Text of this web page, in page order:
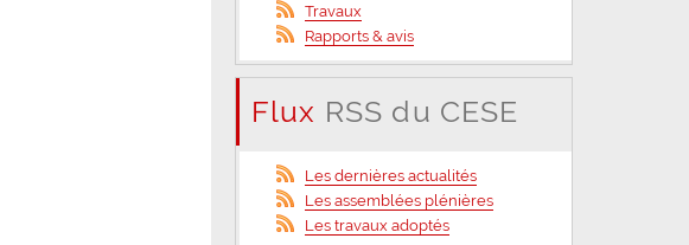
Travaux
Rapports & avis
Flux RSS du CESE
Les dernières actualités
Les assemblées plénières
Les travaux adoptés